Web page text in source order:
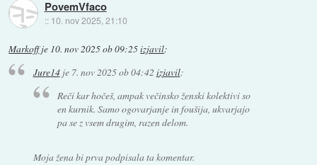
PovemVfaco
:: 10. nov 2025, 21:10
Markoffje 10. nov 2025 ob 09:25izjavil:
Jure14je 7. nov 2025 ob 04:42 izjavil:
Reči kar hočeš, ampak večinsko ženski kolektivi so
en kurnik. Samo ogovarjanje in foušija, ukvarjajo
pa se z vsem drugim, razen delom.
Moja žena bi prva podpisala ta komentar.